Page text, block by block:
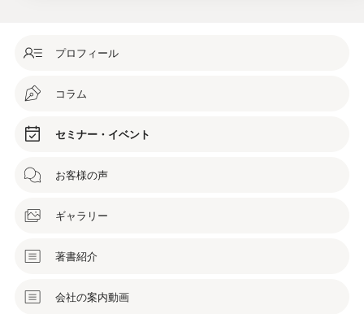
プロフィール
コラム
セミナー・イベント
お客様の声
ギャラリー
著書紹介
会社の案内動画